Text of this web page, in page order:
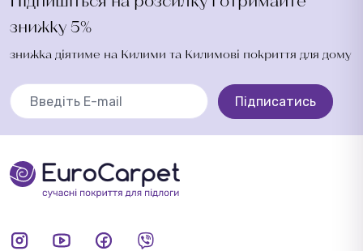
знижку 5%
знижка діятиме на Килими та Килимові покриття для дому
Підписатись